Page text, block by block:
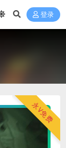
登录
永V免费